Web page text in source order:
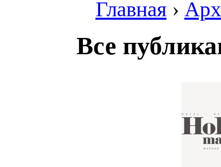
Главная ›
Все